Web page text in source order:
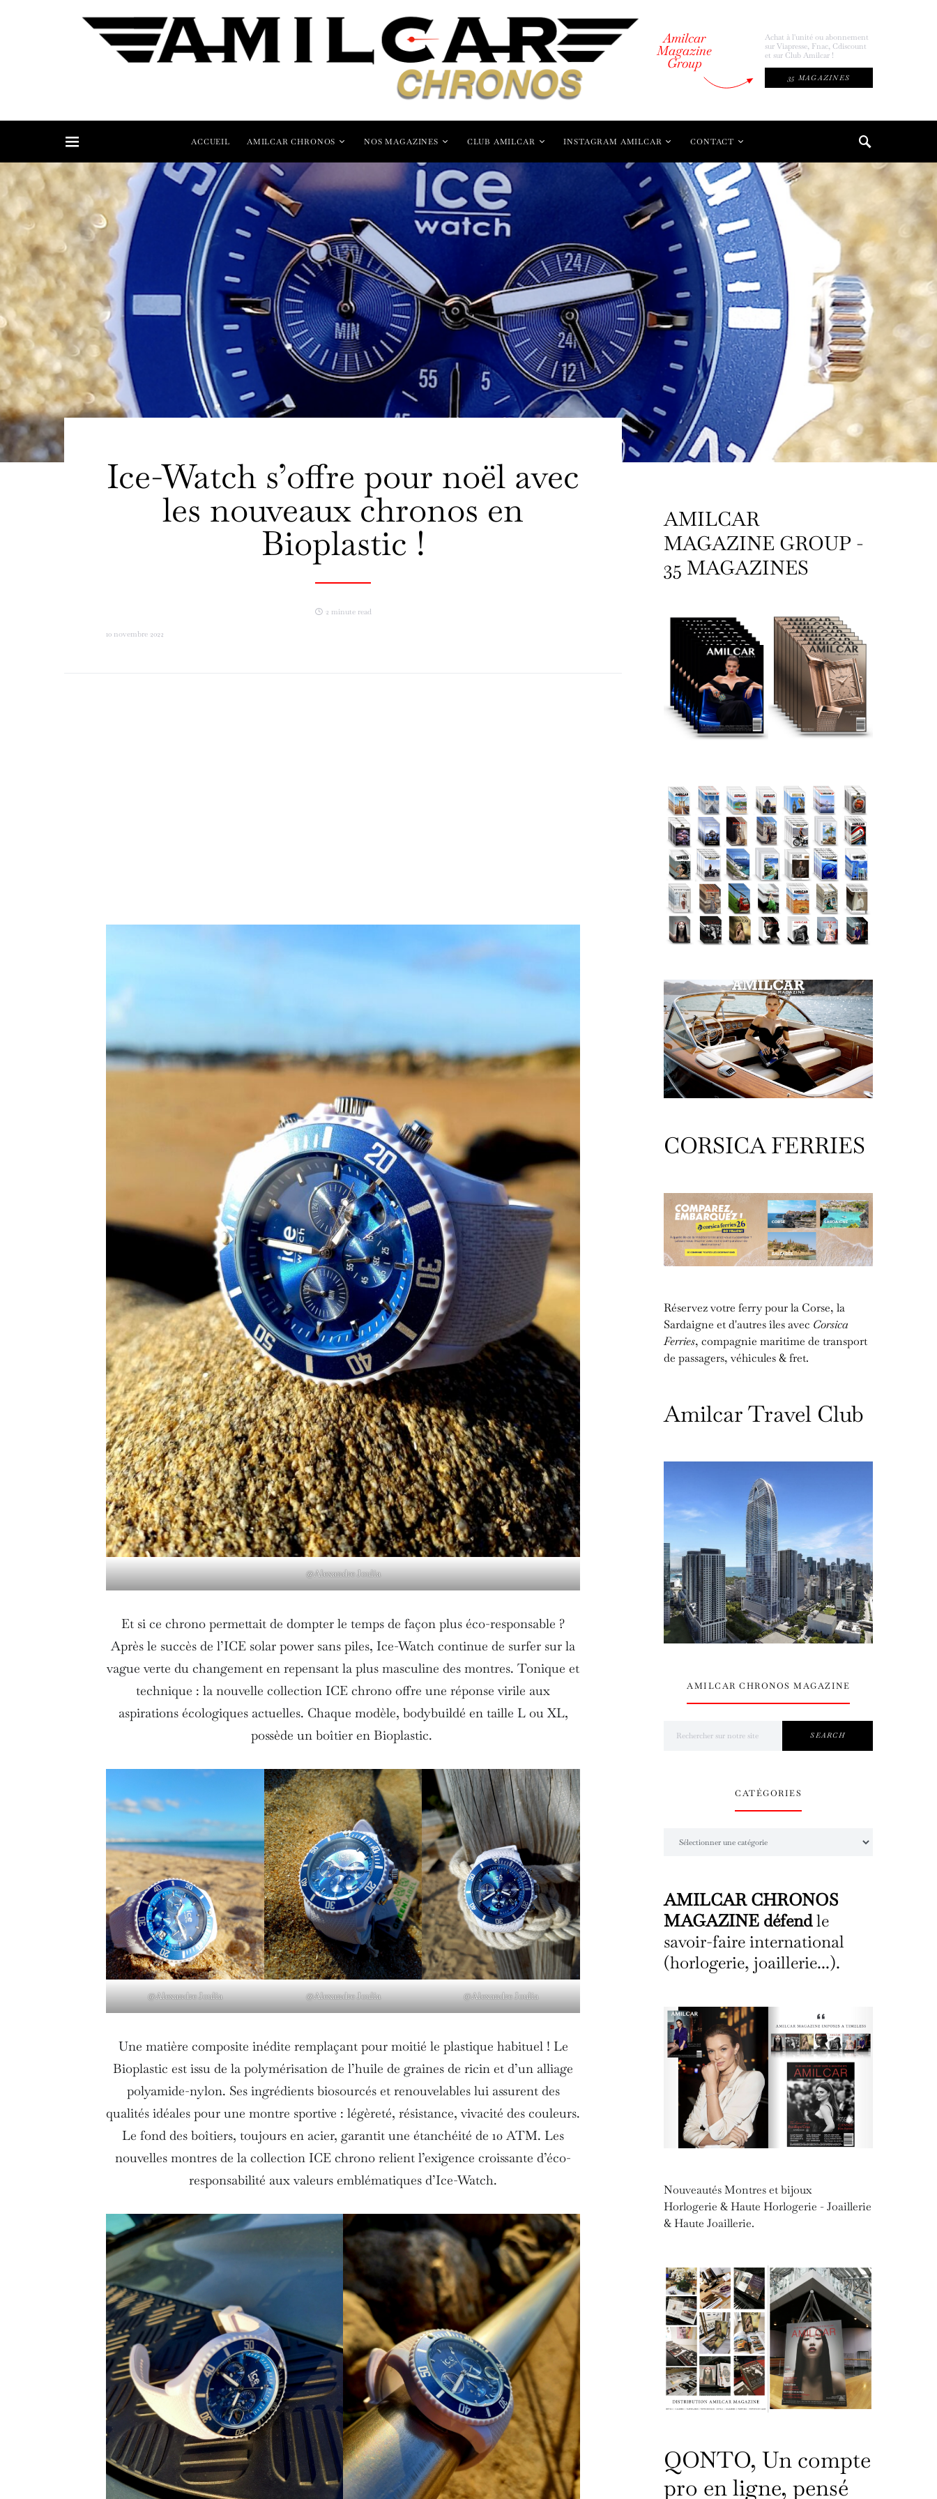
Amilcar
Magazine
Group
Achat à l'unité ou abonnement
sur Viapresse, Fnac, Cdiscount
et sur Club Amilcar !
35 MAGAZINES
ACCUEIL AMILCAR CHRONOS NOS MAGAZINES CLUB AMILCAR INSTAGRAM AMILCAR CONTACT
Ice-Watch s’offre pour noël avec
les nouveaux chronos en
Bioplastic !
2 minute read
10 novembre 2022
@Alexandre Joulia
Et si ce chrono permettait de dompter le temps de façon plus éco-responsable ?
Après le succès de l’ICE solar power sans piles, Ice-Watch continue de surfer sur la
vague verte du changement en repensant la plus masculine des montres. Tonique et
technique : la nouvelle collection ICE chrono offre une réponse virile aux
aspirations écologiques actuelles. Chaque modèle, bodybuildé en taille L ou XL,
possède un boîtier en Bioplastic.
@Alexandre Joulia @Alexandre Joulia @Alexandre Joulia
Une matière composite inédite remplaçant pour moitié le plastique habituel ! Le
Bioplastic est issu de la polymérisation de l’huile de graines de ricin et d’un alliage
polyamide-nylon. Ses ingrédients biosourcés et renouvelables lui assurent des
qualités idéales pour une montre sportive : légèreté, résistance, vivacité des couleurs.
Le fond des boîtiers, toujours en acier, garantit une étanchéité de 10 ATM. Les
nouvelles montres de la collection ICE chrono relient l’exigence croissante d’éco-
responsabilité aux valeurs emblématiques d’Ice-Watch.
AMILCAR
MAGAZINE GROUP -
35 MAGAZINES
CORSICA FERRIES
Réservez votre ferry pour la Corse, la
Sardaigne et d'autres îles avec Corsica
Ferries, compagnie maritime de transport
de passagers, véhicules & fret.
Amilcar Travel Club
AMILCAR CHRONOS MAGAZINE
SEARCH
CATÉGORIES
AMILCAR CHRONOS
MAGAZINE défendle
savoir-faire international
(horlogerie, joaillerie...).
Nouveautés Montres et bijoux
Horlogerie & Haute Horlogerie - Joaillerie
& Haute Joaillerie.
QONTO, Un compte
pro en ligne, pensé